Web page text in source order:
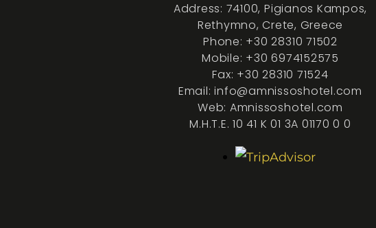
Address: 74100, Pigianos Kampos,
Rethymno, Crete, Greece
Phone: +30 28310 71502
Mobile: +30 6974152575
Fax: +30 28310 71524
Email: info@amnissoshotel.com
Web: Amnissoshotel.com
M.H.T.E. 10 41 K 01 3A 01170 0 0